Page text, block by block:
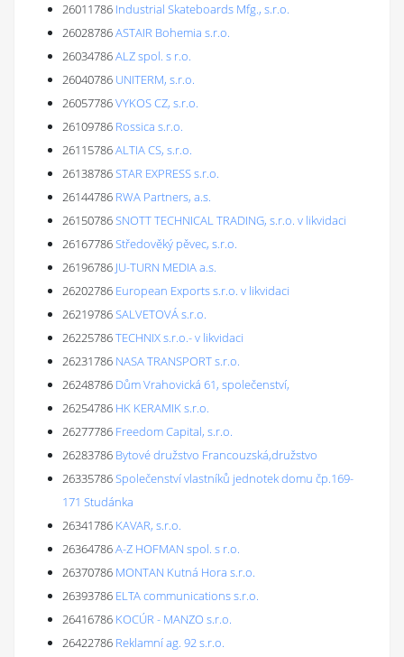
26011786 Industrial Skateboards Mfg., s.r.o.
26028786ASTAIR Bohemia s.r.o.
26034786ALZ spol. s r.o.
26040786 UNITERM, s.r.o.
26057786VYKOS CZ, s.r.o.
26109786 Rossica s.r.o.
26115786ALTIA CS, s.r.o.
26138786STAR EXPRESS s.r.o.
26144786 RWA Partners, a.s.
26150786SNOTT TECHNICAL TRADING, s.r.o. v likvidaci
26167786Středověký pěvec, s.r.o.
26196786 JU-TURN MEDIA a.s.
26202786 European Exports s.r.o. v likvidaci
26219786SALVETOVÁ s.r.o.
26225786TECHNIX s.r.o.- v likvidaci
26231786 NASA TRANSPORT s.r.o.
26248786 Dům Vrahovická 61, společenství,
26254786 HK KERAMIK s.r.o.
26277786 Freedom Capital, s.r.o.
26283786 Bytové družstvo Francouzská,družstvo
26335786Společenství vlastníků jednotek domu čp.169-
171 Studánka
26341786 KAVAR, s.r.o.
26364786A-Z HOFMAN spol. s r.o.
26370786 MONTAN Kutná Hora s.r.o.
26393786 ELTA communications s.r.o.
26416786 KOCÚR - MANZO s.r.o.
26422786 Reklamní ag. 92 s.r.o.